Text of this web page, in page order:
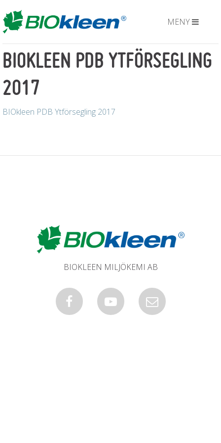
MENY
BIOKLEEN PDB YTFÖRSEGLING
2017
BIOkleen PDB Ytförsegling 2017
BIOKLEEN MILJÖKEMI AB